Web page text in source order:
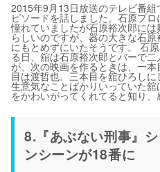
2015年9月13日放送のテレビ番
ピソードを話しました。石原プ
憧れていましたが石原裕次郎に
らしいのですが、器の大きな石
にもとめずにいたそうです。 石
る日、舘は石原裕次郎とバーで
が、次の映画を作るときは、一
目は渡哲也、三本目を舘ひろし
生意気なことばかりいっていた
をかわいがってくれてると知り、
8.『あぶない刑事』
ンシーンが18番に